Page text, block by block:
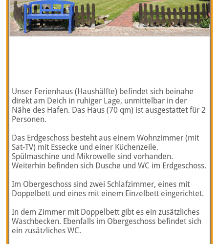
Unser Ferienhaus (Haushälfte) befindet sich beinahe
direkt am Deich in ruhiger Lage, unmittelbar in der
Nähe des Hafen. Das Haus (70 qm) ist ausgestattet für 2
Personen.
Das Erdgeschoss besteht aus einem Wohnzimmer (mit
Sat-TV) mit Essecke und einer Küchenzeile.
Spülmaschine und Mikrowelle sind vorhanden.
Weiterhin befinden sich Dusche und WC im Erdgeschoss.
Im Obergeschoss sind zwei Schlafzimmer, eines mit
Doppelbett und eines mit einem Einzelbett eingerichtet.
In dem Zimmer mit Doppelbett gibt es ein zusätzliches
Waschbecken. Ebenfalls im Obergeschoss befindet sich
ein zusätzliches WC.